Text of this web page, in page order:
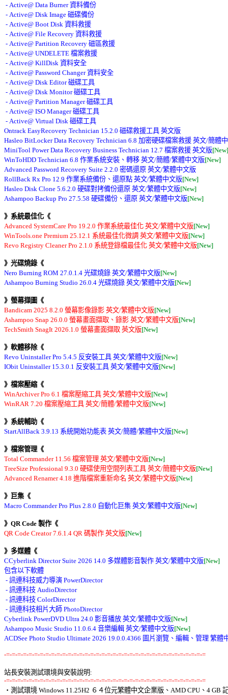
- Active@ Data Burner 資料備份
- Active@ Disk Image 磁碟備份
- Active@ Boot Disk 資料救援
- Active@ File Recovery 資料救援
- Active@ Partition Recovery 磁區救援
- Active@ UNDELETE 檔案救援
- Active@ KillDisk 資料安全
- Active@ Password Changer 資料安全
- Active@ Disk Editor 磁碟工具
- Active@ Disk Monitor 磁碟工具
- Active@ Partition Manager 磁碟工具
- Active@ ISO Manager 磁碟工具
- Active@ Virtual Disk 磁碟工具
Ontrack EasyRecovery Technician 15.2.0 磁碟救援工具 英文版
Hasleo BitLocker Data Recovery Technician 6.8 加密硬碟檔案救援 英文/簡體
MiniTool Power Data Recovery Business Technician 12.7 檔案救援 英文版[New]
WinToHDD Technician 6.8 作業系統安裝、轉移 英文/簡體/繁體中文版[New]
Advanced Password Recovery Suite 2.2.0 密碼還原 英文/繁體中文版
RollBack Rx Pro 12.9 作業系統備份、還原點 英文/繁體中文版[New]
Hasleo Disk Clone 5.6.2.0 硬碟對拷備份還原 英文/繁體中文版[New]
Ashampoo Backup Pro 27.5.58 硬碟備份、還原 英文/繁體中文版[New]
》系統最佳化《
Advanced SystemCare Pro 19.2.0 作業系統最佳化 英文/繁體中文版[New]
WinTools.one Premium 25.12.1 系統最佳化微調 英文/繁體中文版[New]
Revo Registry Cleaner Pro 2.1.0 系統登錄檔最佳化 英文/繁體中文版[New]
》光碟燒錄《
Nero Burning ROM 27.0.1.4 光碟燒錄 英文/繁體中文版[New]
Ashampoo Burning Studio 26.0.4 光碟燒錄 英文/繁體中文版[New]
》螢幕擷圖《
Bandicam 2025 8.2.0 螢幕影像錄影 英文/繁體中文版[New]
Ashampoo Snap 26.0.0 螢幕畫面擷取、錄影 英文/繁體中文版[New]
TechSmith SnagIt 2026.1.0 螢幕畫面擷取 英文版[New]
》軟體移除《
Revo Uninstaller Pro 5.4.5 反安裝工具 英文/繁體中文版[New]
IObit Uninstaller 15.3.0.1 反安裝工具 英文/繁體中文版[New]
》檔案壓縮《
WinArchiver Pro 6.1 檔案壓縮工具 英文/繁體中文版[New]
WinRAR 7.20 檔案壓縮工具 英文/簡體/繁體中文版[New]
》系統輔助《
StartAllBack 3.9.13 系統開始功能表 英文/簡體/繁體中文版[New]
》檔案管理《
Total Commander 11.56 檔案管理 英文/繁體中文版[New]
TreeSize Professional 9.3.0 硬碟使用空間列表工具 英文/簡體中文版[New]
Advanced Renamer 4.18 進階檔案重新命名 英文/繁體中文版[New]
》巨集《
Macro Commander Pro Plus 2.8.0 自動化巨集 英文/繁體中文版[New]
》QR Code 製作《
QR Code Creator 7.6.1.4 QR 碼製作 英文版[New]
》多媒體《
CCyberlink Director Suite 2026 14.0 多媒體影音製作 英文/繁體中文版[New]
包含以下軟體
- 訊連科技威力導演 PowerDirector
- 訊連科技 AudioDirector
- 訊連科技 ColorDirector
- 訊連科技相片大師 PhotoDirector
Cyberlink PowerDVD Ultra 24.0 影音播放 英文/繁體中文版[New]
Ashampoo Music Studio 11.0.6.4 音樂編輯 英文/繁體中文版[New]
ACDSee Photo Studio Ultimate 2026 19.0.0.4366 圖片瀏覽、編輯、管理 繁體
-=-=-=-=-=-=-=-=-=-=-=-=-=-=-=-=-=-=-=-=-=-=-=-=-=-=-=-=-=-=-=-=-=-=-=-=
站長安裝測試環境與安裝說明:
-=-=-=-=-=-=-=-=-=-=-=-=-=-=-=-=-=-=-=-=-=-=-=-=-=-=-=-=-=-=-=-=-=-=-=-=
‧測試環境 Windows 11.25H2 ６４位元繁體中文企業版、AMD CPU、4 GB